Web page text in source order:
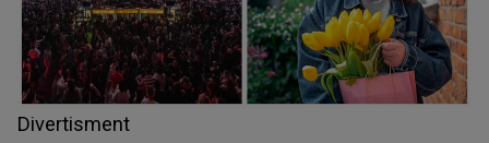
Divertisment